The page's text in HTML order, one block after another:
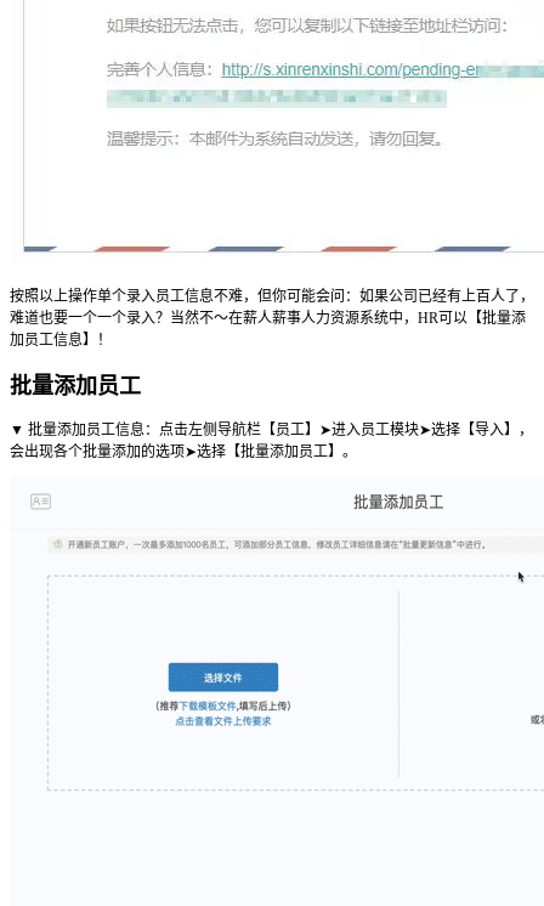
按照以上操作单个录入员工信息不难，但你可能会问：如果公司已经有上百人了，
难道也要一个一个录入？当然不～在薪人薪事人力资源系统中，HR可以【批量添
加员工信息】！
批量添加员工
▼ 批量添加员工信息：点击左侧导航栏【员工】➤进入员工模块➤选择【导入】，
会出现各个批量添加的选项➤选择【批量添加员工】。